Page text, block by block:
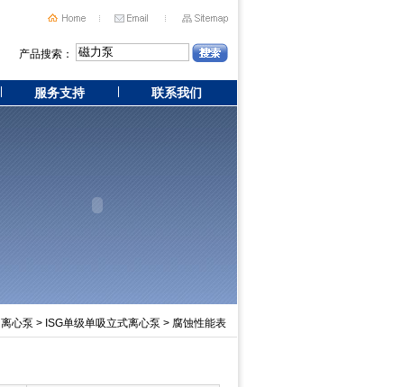
产品搜索：
服务支持 联系我们
离心泵 > ISG单级单吸立式离心泵 > 腐蚀性能表